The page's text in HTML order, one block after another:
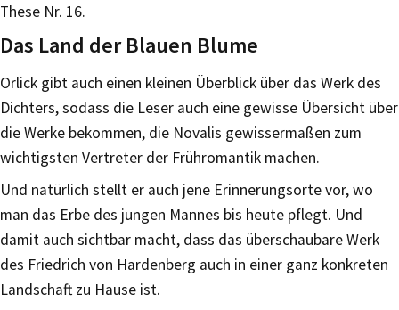
These Nr. 16.
Das Land der Blauen Blume
Orlick gibt auch einen kleinen Überblick über das Werk des
Dichters, sodass die Leser auch eine gewisse Übersicht über
die Werke bekommen, die Novalis gewissermaßen zum
wichtigsten Vertreter der Frühromantik machen.
Und natürlich stellt er auch jene Erinnerungsorte vor, wo
man das Erbe des jungen Mannes bis heute pflegt. Und
damit auch sichtbar macht, dass das überschaubare Werk
des Friedrich von Hardenberg auch in einer ganz konkreten
Landschaft zu Hause ist.